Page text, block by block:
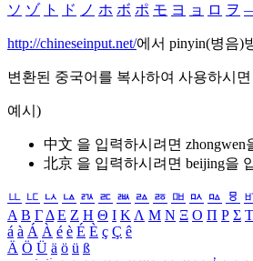
ソ ゾ ト ド ノ ホ ボ ポ モ ヨ ョ ロ ヲ
http://chineseinput.net/에서 pinyin(병음)
변환된 중국어를 복사하여 사용하시
예시)
中文 을 입력하시려면 zhongwen
北京 을 입력하시려면 beijing을
ㅥ ㅦ ㅧ ㅨ ㅩ ㅪ ㅫ ㅬ ㅭ ㅮ ㅯ ㅰ ㅱ
Α Β ΓΔ Ε Ζ Η Θ Ι ΚΛ Μ Ν Ξ Ο Π Ρ Σ Τ
á à Á À é è É È ç Ç ê
Ä Ö Ü ä ö ü ß